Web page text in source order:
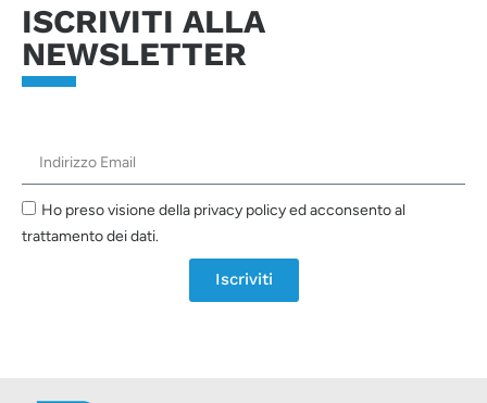
ISCRIVITI ALLA
NEWSLETTER
Ho preso visione della privacy policy ed acconsento al
trattamento dei dati.
Iscriviti